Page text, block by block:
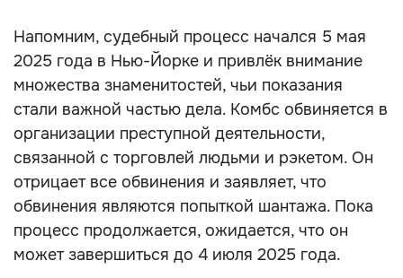
Напомним, судебный процесс начался 5 мая
2025 года в Нью-Йорке и привлёк внимание
множества знаменитостей, чьи показания
стали важной частью дела. Комбс обвиняется в
организации преступной деятельности,
связанной с торговлей людьми и рэкетом. Он
отрицает все обвинения и заявляет, что
обвинения являются попыткой шантажа. Пока
процесс продолжается, ожидается, что он
может завершиться до 4 июля 2025 года.